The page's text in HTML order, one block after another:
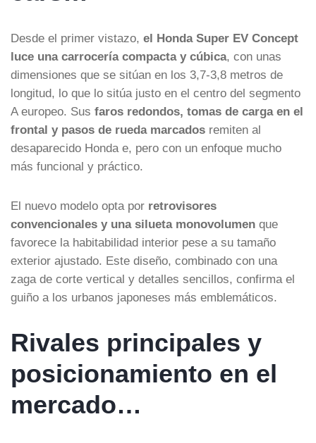
Desde el primer vistazo, el Honda Super EV Concept
luce una carrocería compacta y cúbica, con unas
dimensiones que se sitúan en los 3,7-3,8 metros de
longitud, lo que lo sitúa justo en el centro del segmento
A europeo. Sus faros redondos, tomas de carga en el
frontal y pasos de rueda marcados remiten al
desaparecido Honda e, pero con un enfoque mucho
más funcional y práctico.
El nuevo modelo opta por retrovisores
convencionales y una silueta monovolumen que
favorece la habitabilidad interior pese a su tamaño
exterior ajustado. Este diseño, combinado con una
zaga de corte vertical y detalles sencillos, confirma el
guiño a los urbanos japoneses más emblemáticos.
Rivales principales y
posicionamiento en el
mercado…